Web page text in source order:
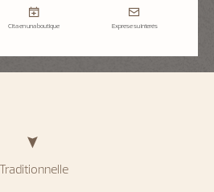
Cita en una boutique Exprese su interés
Traditionnelle